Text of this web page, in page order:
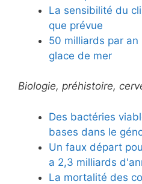
La sensibilité du
que prévue
50 milliards par
glace de mer
Biologie, préhistoire,
Des bactéries
bases dans le
Un faux départ
a 2,3 milliards
La mortalité des